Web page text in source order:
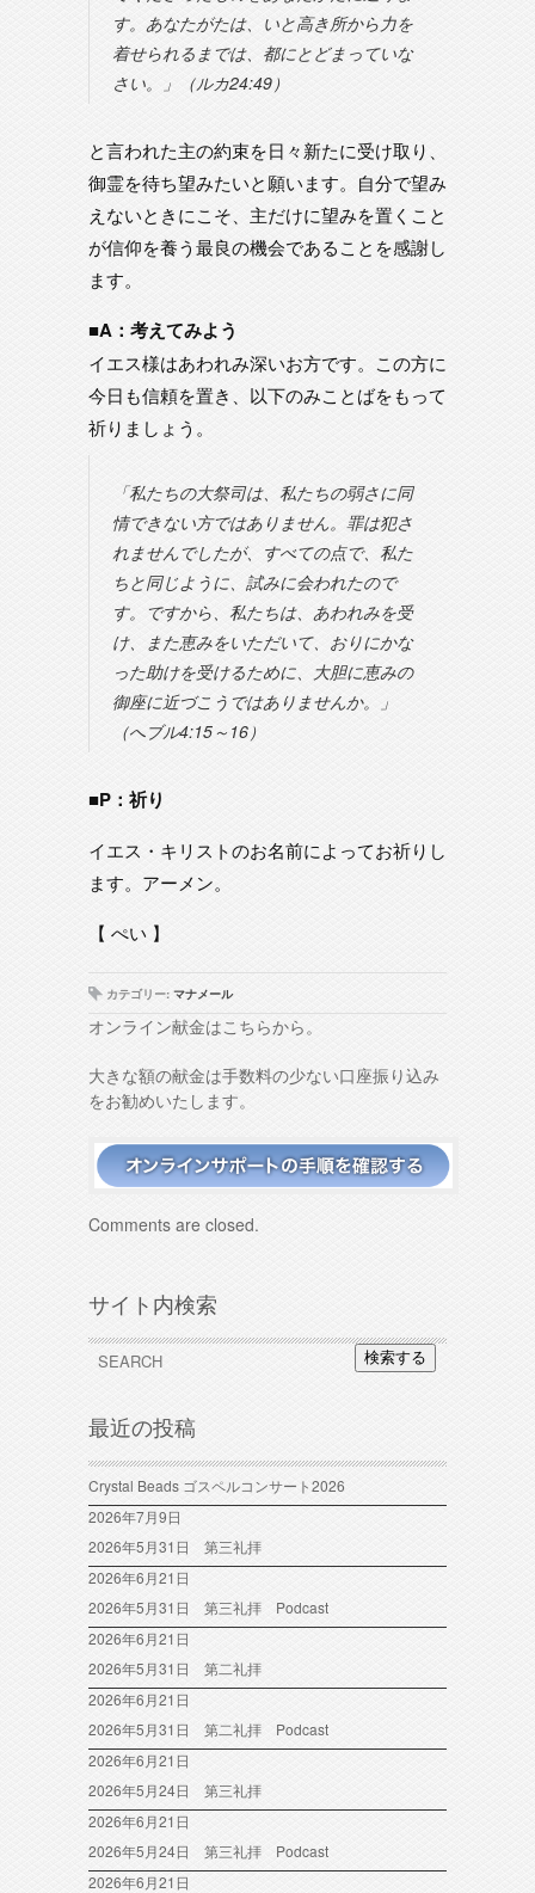
す。あなたがたは、いと高き所から力を
着せられるまでは、都にとどまっていな
さい。」（ルカ24:49）
と言われた主の約束を日々新たに受け取り、
御霊を待ち望みたいと願います。自分で望み
えないときにこそ、主だけに望みを置くこと
が信仰を養う最良の機会であることを感謝し
ます。
■A：考えてみよう
イエス様はあわれみ深いお方です。この方に
今日も信頼を置き、以下のみことばをもって
祈りましょう。
「私たちの大祭司は、私たちの弱さに同
情できない方ではありません。罪は犯さ
れませんでしたが、すべての点で、私た
ちと同じように、試みに会われたので
す。ですから、私たちは、あわれみを受
け、また恵みをいただいて、おりにかな
った助けを受けるために、大胆に恵みの
御座に近づこうではありませんか。」
（へブル4:15～16）
■P：祈り
イエス・キリストのお名前によってお祈りし
ます。アーメン。
【 ぺい 】
カテゴリー: マナメール
オンライン献金はこちらから。
大きな額の献金は手数料の少ない口座振り込み
をお勧めいたします。
Comments are closed.
サイト内検索
検索する
最近の投稿
Crystal Beads ゴスペルコンサート2026
2026年7月9日
2026年5月31日 第三礼拝
2026年6月21日
2026年5月31日 第三礼拝 Podcast
2026年6月21日
2026年5月31日 第二礼拝
2026年6月21日
2026年5月31日 第二礼拝 Podcast
2026年6月21日
2026年5月24日 第三礼拝
2026年6月21日
2026年5月24日 第三礼拝 Podcast
2026年6月21日